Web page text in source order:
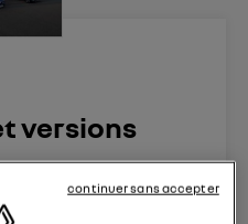
versions
13:15
continuer sans accepter